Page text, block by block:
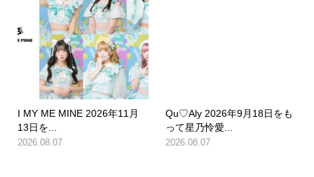
I MY ME MINE 2026年11月
13日を...
2026.08.07
Qu♡Aly 2026年9月18日をも
って星乃怜愛...
2026.08.07